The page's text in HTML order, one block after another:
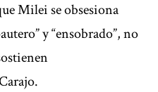
Milei se obsesiona
y “ensobrado”, no